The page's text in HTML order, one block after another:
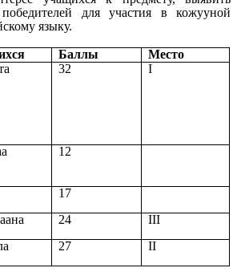
для участия в кожууной
языку.
Баллы
Место
32 I
12
17
24
III
27 II